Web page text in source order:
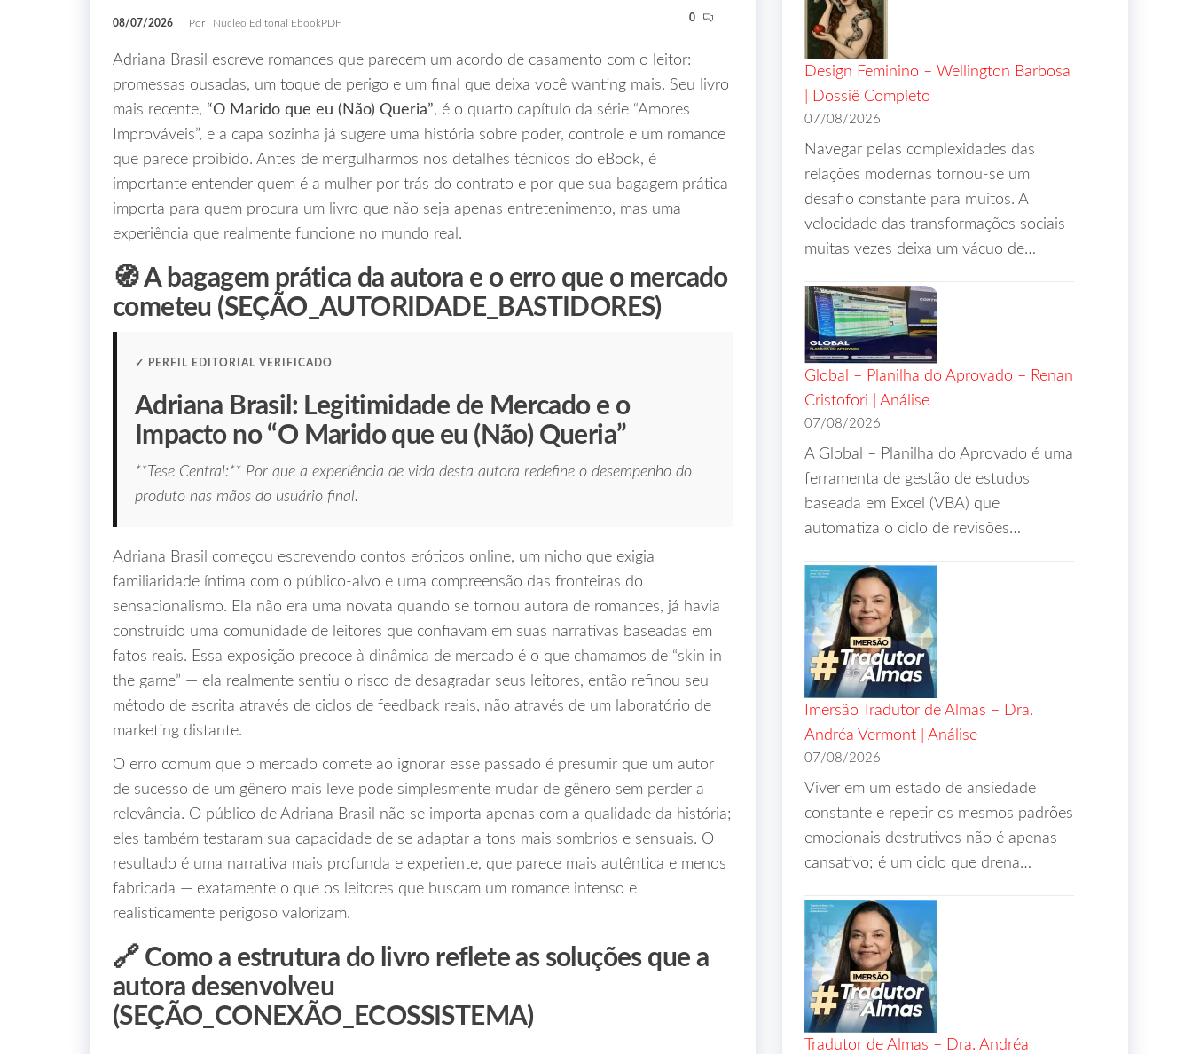
08/07/2026 Por Núcleo Editorial EbookPDF 0
Adriana Brasil escreve romances que parecem um acordo de casamento com o leitor:
promessas ousadas, um toque de perigo e um final que deixa você wanting mais. Seu livro
mais recente, “O Marido que eu (Não) Queria”, é o quarto capítulo da série “Amores
Improváveis”, e a capa sozinha já sugere uma história sobre poder, controle e um romance
que parece proibido. Antes de mergulharmos nos detalhes técnicos do eBook, é
importante entender quem é a mulher por trás do contrato e por que sua bagagem prática
importa para quem procura um livro que não seja apenas entretenimento, mas uma
experiência que realmente funcione no mundo real.
🧭 A bagagem prática da autora e o erro que o mercado
cometeu (SEÇÃO_AUTORIDADE_BASTIDORES)
✓ PERFIL EDITORIAL VERIFICADO
Adriana Brasil: Legitimidade de Mercado e o
Impacto no “O Marido que eu (Não) Queria”
**Tese Central:** Por que a experiência de vida desta autora redefine o desempenho do
produto nas mãos do usuário final.
Adriana Brasil começou escrevendo contos eróticos online, um nicho que exigia
familiaridade íntima com o público-alvo e uma compreensão das fronteiras do
sensacionalismo. Ela não era uma novata quando se tornou autora de romances, já havia
construído uma comunidade de leitores que confiavam em suas narrativas baseadas em
fatos reais. Essa exposição precoce à dinâmica de mercado é o que chamamos de “skin in
the game” — ela realmente sentiu o risco de desagradar seus leitores, então refinou seu
método de escrita através de ciclos de feedback reais, não através de um laboratório de
marketing distante.
O erro comum que o mercado comete ao ignorar esse passado é presumir que um autor
de sucesso de um gênero mais leve pode simplesmente mudar de gênero sem perder a
relevância. O público de Adriana Brasil não se importa apenas com a qualidade da história;
eles também testaram sua capacidade de se adaptar a tons mais sombrios e sensuais. O
resultado é uma narrativa mais profunda e experiente, que parece mais autêntica e menos
fabricada — exatamente o que os leitores que buscam um romance intenso e
realisticamente perigoso valorizam.
🔗 Como a estrutura do livro reflete as soluções que a
autora desenvolveu
(SEÇÃO_CONEXÃO_ECOSSISTEMA)
Design Feminino – Wellington Barbosa
| Dossiê Completo
07/08/2026
Navegar pelas complexidades das
relações modernas tornou-se um
desafio constante para muitos. A
velocidade das transformações sociais
muitas vezes deixa um vácuo de…
Global – Planilha do Aprovado – Renan
Cristofori | Análise
07/08/2026
A Global – Planilha do Aprovado é uma
ferramenta de gestão de estudos
baseada em Excel (VBA) que
automatiza o ciclo de revisões…
Imersão Tradutor de Almas – Dra.
Andréa Vermont | Análise
07/08/2026
Viver em um estado de ansiedade
constante e repetir os mesmos padrões
emocionais destrutivos não é apenas
cansativo; é um ciclo que drena…
Tradutor de Almas – Dra. Andréa